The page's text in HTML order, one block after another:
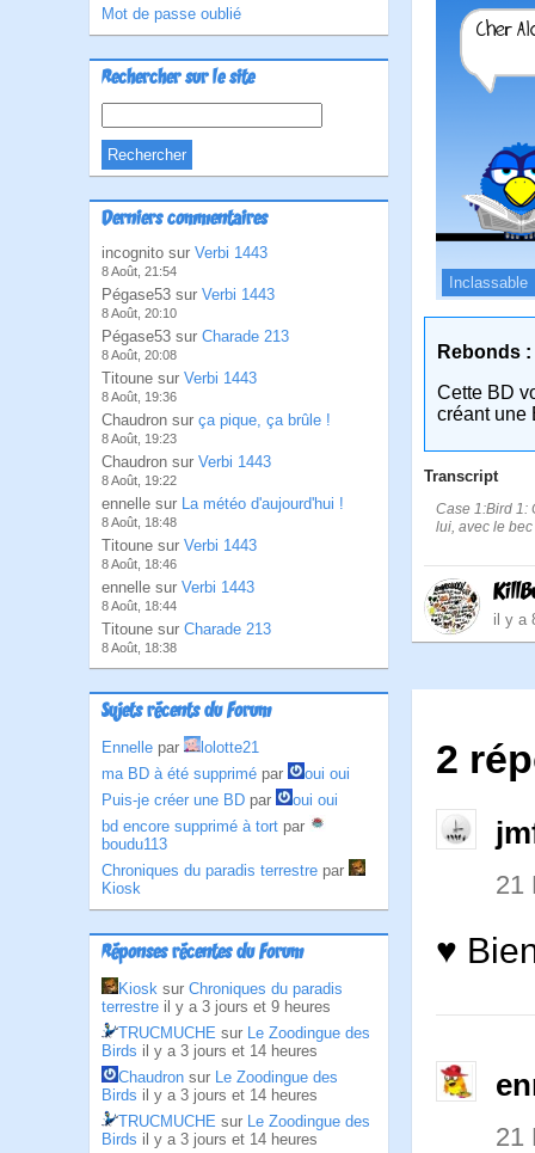
Mot de passe oublié
Rechercher sur le site
Derniers commentaires
incognito sur Verbi 1443
8 Août, 21:54
Pégase53 sur Verbi 1443
8 Août, 20:10
Pégase53 sur Charade 213
8 Août, 20:08
Titoune sur Verbi 1443
8 Août, 19:36
Chaudron sur ça pique, ça brûle !
8 Août, 19:23
Chaudron sur Verbi 1443
8 Août, 19:22
ennelle sur La météo d'aujourd'hui !
8 Août, 18:48
Titoune sur Verbi 1443
8 Août, 18:46
ennelle sur Verbi 1443
8 Août, 18:44
Titoune sur Charade 213
8 Août, 18:38
Sujets récents du Forum
Ennelle par
lolotte21
ma BD à été supprimé par
oui oui
Puis-je créer une BD par
oui oui
bd encore supprimé à tort par
boudu113
Chroniques du paradis terrestre par
Kiosk
Réponses récentes du Forum
Kiosk sur Chroniques du paradis
terrestre il y a 3 jours et 9 heures
TRUCMUCHE sur Le Zoodingue des
Birds il y a 3 jours et 14 heures
Chaudron sur Le Zoodingue des
Birds il y a 3 jours et 14 heures
TRUCMUCHE sur Le Zoodingue des
Birds il y a 3 jours et 14 heures
Inclassable
Rebonds :
Cette BD
créant une
Transcript
Case 1:Bird 1:
lui, avec le
il y a
2
21
♥
21